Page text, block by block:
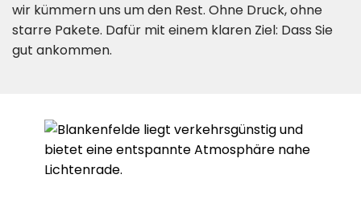
wir kümmern uns um den Rest. Ohne Druck, ohne
starre Pakete. Dafür mit einem klaren Ziel: Dass Sie
gut ankommen.